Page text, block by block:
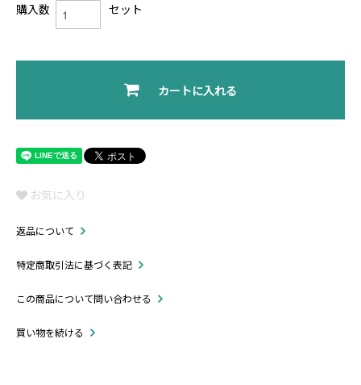
購入数 セット
カートに入れる
お気に入り
返品について
特定商取引法に基づく表記
この商品について問い合わせる
買い物を続ける